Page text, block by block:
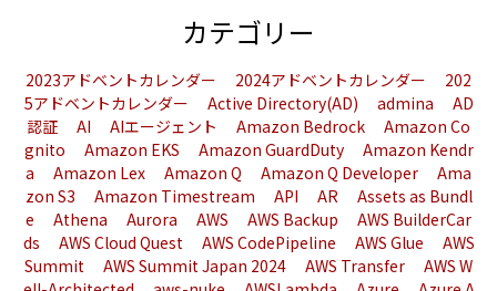
カテゴリー
2023アドベントカレンダー 2024アドベントカレンダー
202
5アドベントカレンダー
Active Directory(AD) admina
AD
認証
AI AIエージェント Amazon Bedrock
Amazon Co
gnito
Amazon EKS Amazon GuardDuty
Amazon Kendr
a
Amazon Lex Amazon Q Amazon Q Developer
Ama
zon S3
Amazon Timestream API AR
Assets as Bundl
e
Athena Aurora AWS AWS Backup
AWS BuilderCar
ds
AWS Cloud Quest AWS CodePipeline AWS Glue
AWS
Summit
AWS Summit Japan 2024 AWS Transfer
AWS W